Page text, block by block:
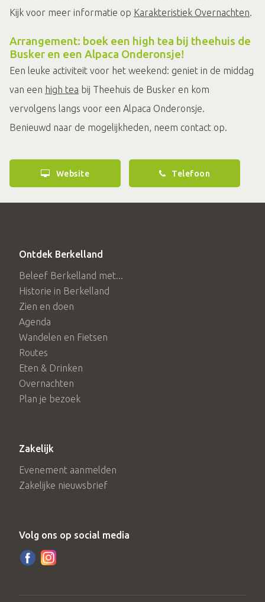
Kijk voor meer informatie op Karakteristiek Overnachten.
Arrangement: boek een high tea bij theehuis de
Busker en een Alpaca Onderonsje!
Een leuke activiteit voor het weekend: geniet in de middag
van een high tea bij Theehuis de Busker en kom
vervolgens langs voor een Alpaca Onderonsje.
Benieuwd naar de mogelijkheden, neem contact op.
Website Telefoon
Ontdek Berkelland
Beleef Berkelland met...
Historie in Berkelland
Zien en doen
Agenda
Wandelen en Fietsen
Routes
Eten & Drinken
Overnachten
Plan je bezoek
Zakelijk
Evenement aanmelden
Zakelijke nieuwsbrief
Volg ons op social media